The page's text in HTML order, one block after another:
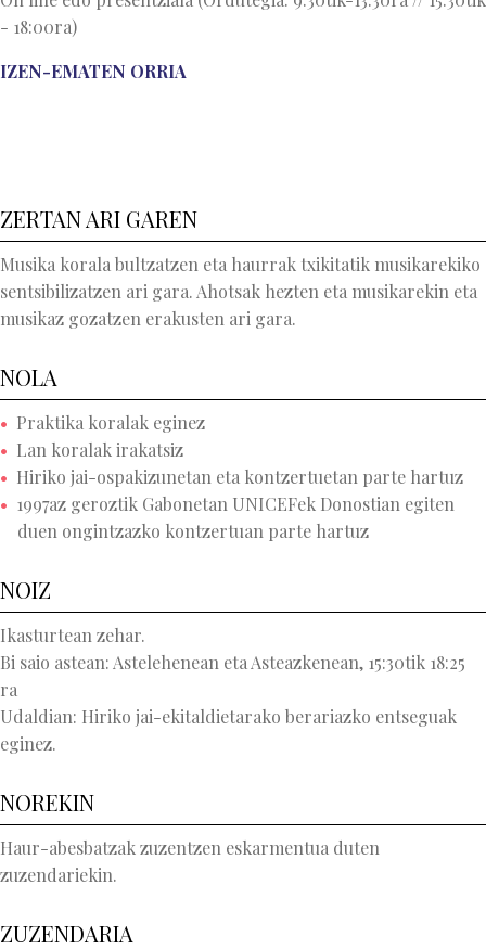
- 18:00ra)
IZEN-EMATEN ORRIA
ZERTAN ARI GAREN
Musika korala bultzatzen eta haurrak txikitatik musikarekiko
sentsibilizatzen ari gara. Ahotsak hezten eta musikarekin eta
musikaz gozatzen erakusten ari gara.
NOLA
Praktika koralak eginez
Lan koralak irakatsiz
Hiriko jai-ospakizunetan eta kontzertuetan parte hartuz
1997az geroztik Gabonetan UNICEFek Donostian egiten
duen ongintzazko kontzertuan parte hartuz
NOIZ
Ikasturtean zehar.
Bi saio astean: Astelehenean eta Asteazkenean, 15:30tik 18:25
ra
Udaldian: Hiriko jai-ekitaldietarako berariazko entseguak
eginez.
NOREKIN
Haur-abesbatzak zuzentzen eskarmentua duten
zuzendariekin.
ZUZENDARIA